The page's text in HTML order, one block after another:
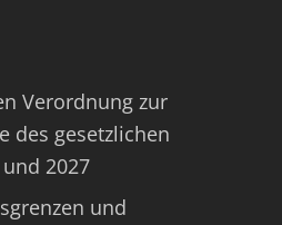
Verordnung zur
des gesetzlichen
2027
und